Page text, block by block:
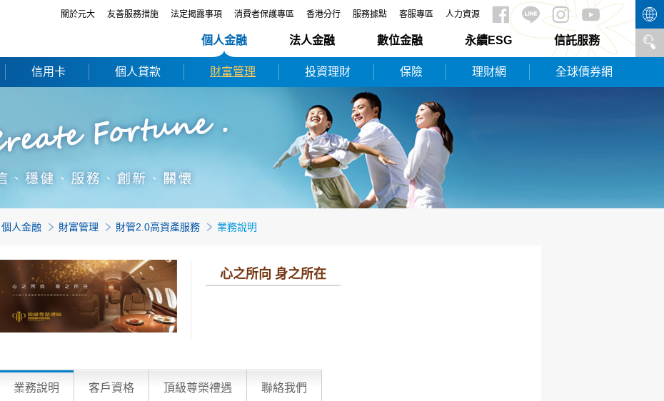
關於元大 友善服務措施 法定揭露事項 消費者保護專區 香港分行 服務據點 客服專區 人力資源
個人金融 法人金融 數位金融 永續ESG 信託服務
信用卡 個人貸款 財富管理 投資理財 保險 理財網 全球債券網
個人金融 財富管理 財管2.0高資產服務 業務說明
心之所向 身之所在
業務說明 客戶資格 頂級尊榮禮遇 聯絡我們